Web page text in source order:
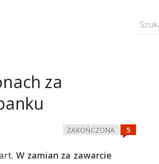
za
ZAKOŃCZONA
W zamian za zawarcie